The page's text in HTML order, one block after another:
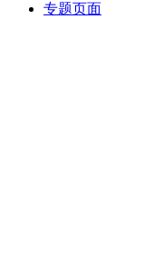
专题页面